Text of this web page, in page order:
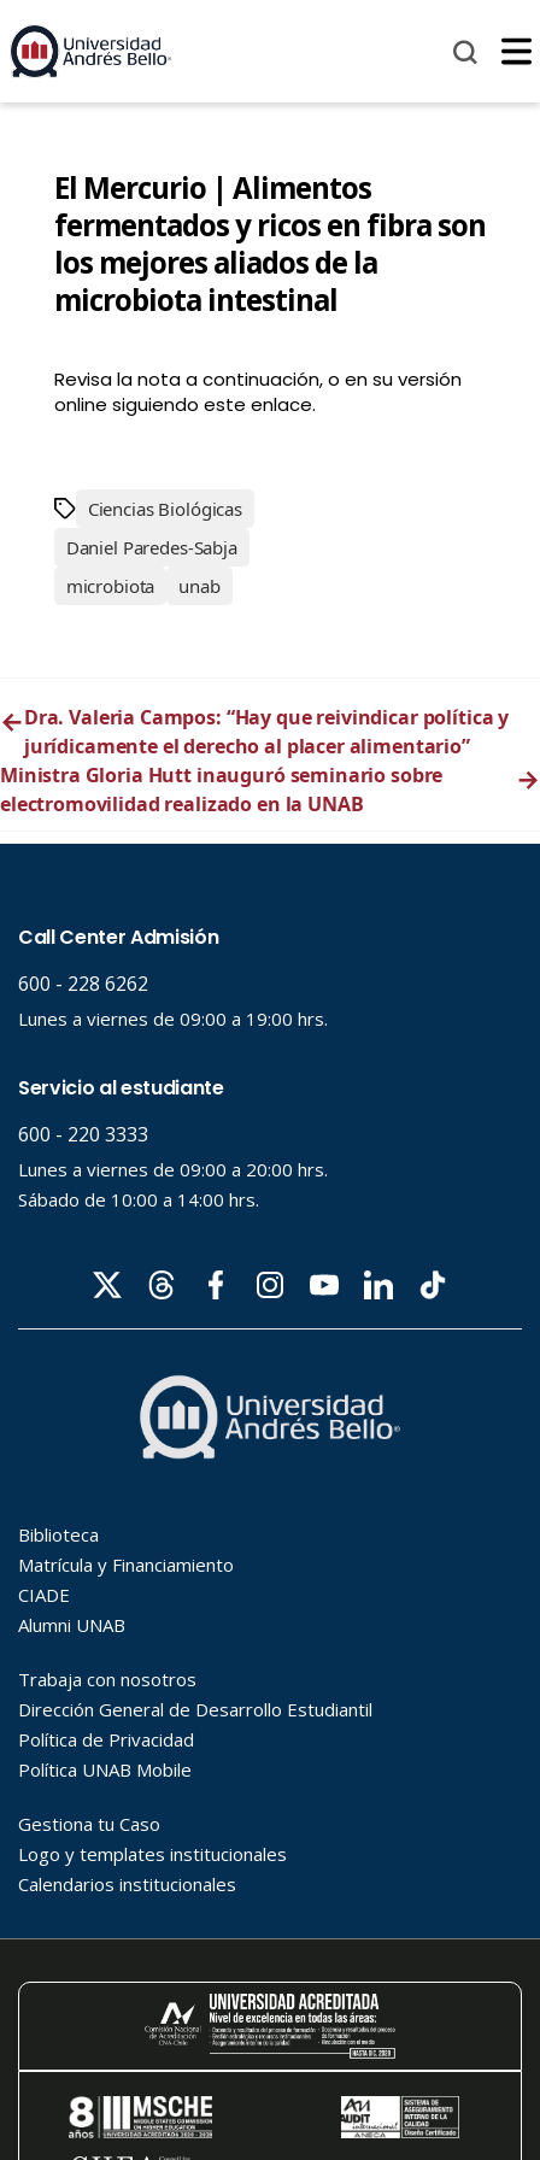
El Mercurio | Alimentos
fermentados y ricos en fibra son
los mejores aliados de la
microbiota intestinal
Revisa la nota a continuación, o en su versión
online siguiendo este enlace.
Ciencias Biológicas
Daniel Paredes-Sabja
microbiota
unab
←Dra. Valeria Campos: “Hay que reivindicar política y
jurídicamente el derecho al placer alimentario”
Ministra Gloria Hutt inauguró seminario sobre
electromovilidad realizado en la UNAB
→